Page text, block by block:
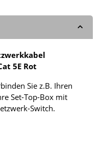
5E Rot
Sie z.B. Ihren
Set-Top-Box mit
Switch.